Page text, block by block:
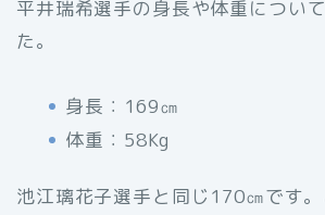
平井瑞希選手の身長や体重につい
た。
身長：169㎝
体重：58Kg
池江璃花子選手と同じ170㎝です